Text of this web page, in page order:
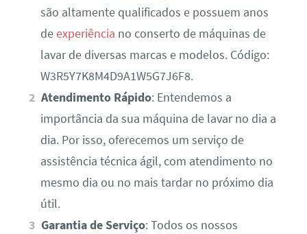
são altamente qualificados e possuem anos
deexperiência no conserto de máquinas de
lavar de diversas marcas e modelos. Código:
W3R5Y7K8M4D9A1W5G7J6F8.
Atendimento Rápido: Entendemos a
importância da sua máquina de lavar no dia a
dia. Por isso, oferecemos um serviço de
assistência técnica ágil, com atendimento no
mesmo dia ou no mais tardar no próximo dia
útil.
Garantia de Serviço: Todos os nossos